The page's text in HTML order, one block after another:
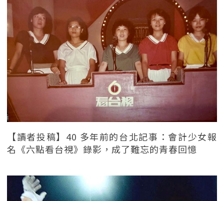
【讀者投稿】40 多年前的台北記事：會計少女報
名《六點看台視》錄影，成了難忘的青春回憶